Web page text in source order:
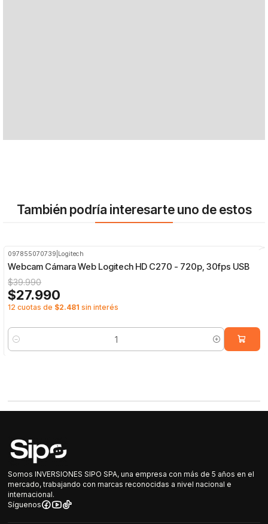
También podría interesarte uno de estos
097855070739 Logitech
Webcam Cámara Web Logitech HD C270 - 720p, 30fps USB
$39.990
$27.990
12 cuotas de $2.481 sin interés
Cantidad
Somos INVERSIONES SIPO SPA, una empresa con más de 5 años en el
mercado, trabajando con marcas reconocidas a nivel nacional e
internacional.
Síguenos